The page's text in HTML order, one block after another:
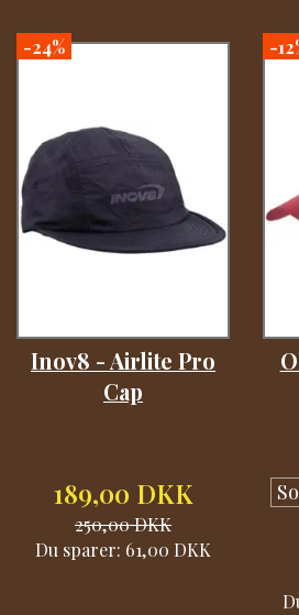
-24%
Inov8 - Airlite Pro
Cap
189,00 DKK
250,00 DKK
Du sparer: 61,00 DKK
-